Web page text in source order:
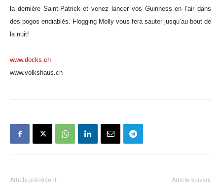
la dernière Saint-Patrick et venez lancer vos Guinness en l’air dans
des pogos endiablés. Flogging Molly vous fera sauter jusqu’au bout de
la nuit!
www.docks.ch
www.volkshaus.ch
Article précédent Article suivant